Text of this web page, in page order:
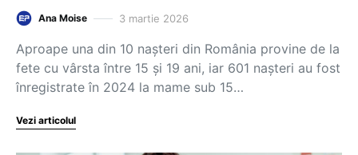
Ana Moise 3 martie 2026
Aproape una din 10 nașteri din România provine de la
fete cu vârsta între 15 și 19 ani, iar 601 nașteri au fost
înregistrate în 2024 la mame sub 15…
Vezi articolul